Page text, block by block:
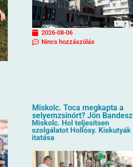
2026-08-06
Nincs hozzászólás
Miskolc. Toca megkapta a
selyemzsinórt? Jön Bandesz